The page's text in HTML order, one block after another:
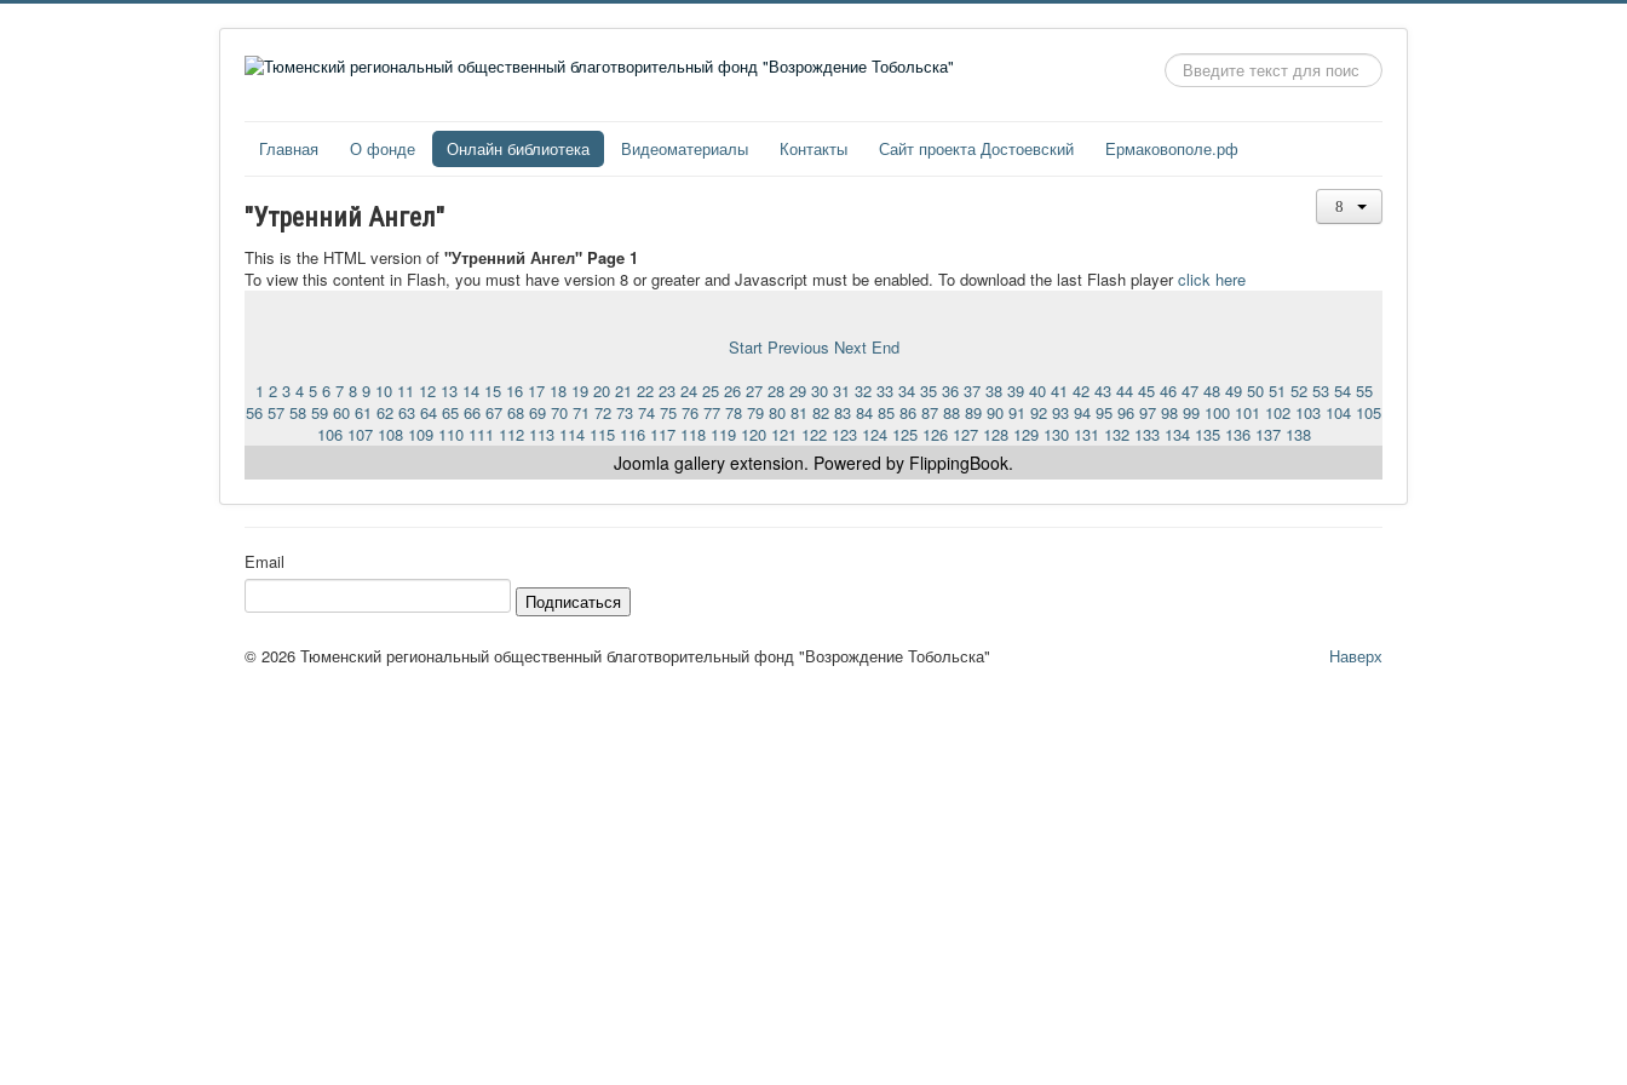
Искать...
Главная О фонде Онлайн библиотека Видеоматериалы Контакты Сайт проекта Достоевский Ермаковополе.рф
"Утренний Ангел"
This is the HTML version of "Утренний Ангел" Page 1
To view this content in Flash, you must have version 8 or greater and Javascript must be enabled. To download the last Flash playerclick here
Start Previous Next End
1 2 3 4 5 6 7 8 9 10 11 12 13 14 15 16 17 18 19 20 21 22 23 24 25 26 27 28 29 30 31 32 33 34 35 36 37 38 39 40 41 42 43 44 45 46 47 48 49 50 51 52 53 54 55
56 57 58 59 60 61 62 63 64 65 66 67 68 69 70 71 72 73 74 75 76 77 78 79 80 81 82 83 84 85 86 87 88 89 90 91 92 93 94 95 96 97 98 99 100 101 102 103 104 105
106 107 108 109 110 111 112 113 114 115 116 117 118 119 120 121 122 123 124 125 126 127 128 129 130 131 132 133 134 135 136 137 138
Joomla gallery extension. Powered by FlippingBook.
Email
Подписаться
Наверх
© 2026 Тюменский региональный общественный благотворительный фонд "Возрождение Тобольска"